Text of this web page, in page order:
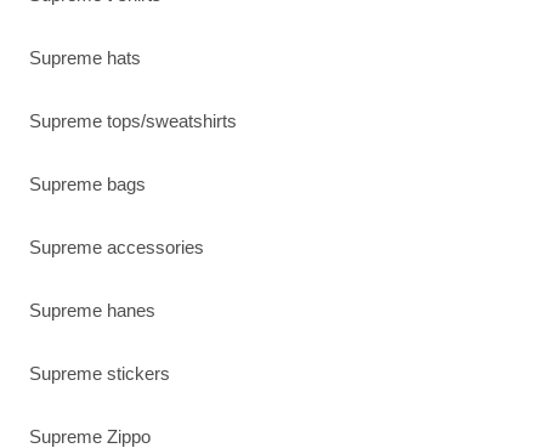
Supreme hats
Supreme tops/sweatshirts
Supreme bags
Supreme accessories
Supreme hanes
Supreme stickers
Supreme Zippo